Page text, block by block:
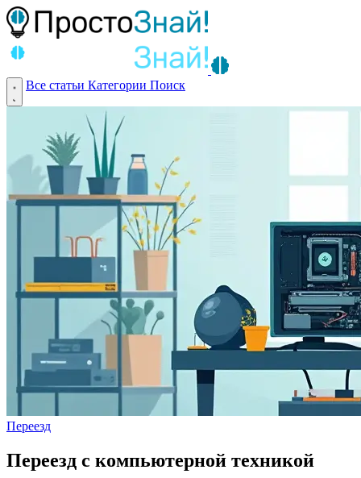
Все статьи Категории Поиск
Переезд
Переезд с компьютерной техникой